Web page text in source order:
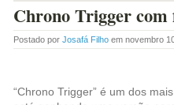
Chrono Trigger com
Postado por Josafá Filho em novembro
“Chrono Trigger” é um dos